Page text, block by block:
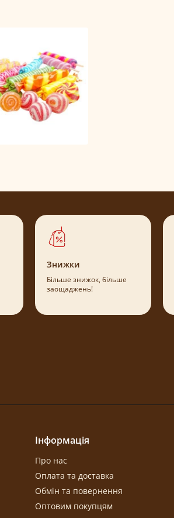
Знижки
Більше знижок, більше
заощаджень!
Інформація
Про нас
Оплата та доставка
Обмін та повернення
Оптовим покупцям